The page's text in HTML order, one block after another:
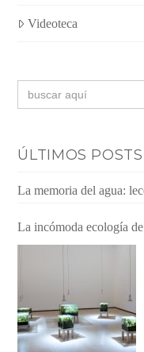
Videoteca
Buscar:
ÚLTIMOS POSTS
La memoria del agua:
La incómoda ecología